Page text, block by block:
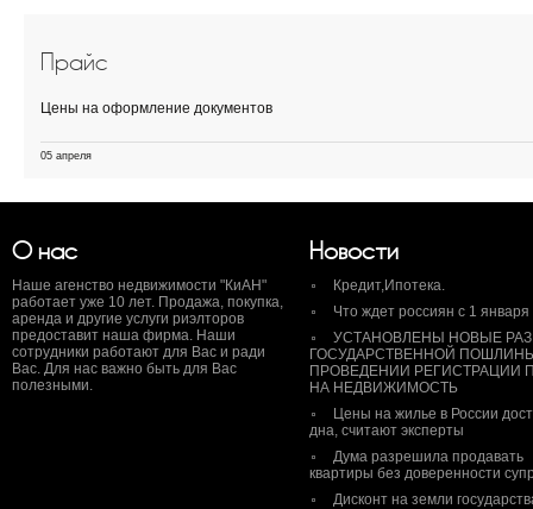
Прайс
Цены на оформление документов
05 апреля
О нас
Наше агенство недвижимости "КиАН"
работает уже 10 лет. Продажа, покупка,
аренда и другие услуги риэлторов
предоставит наша фирма. Наши
сотрудники работают для Вас и ради
Вас. Для нас важно быть для Вас
полезными.
Новости
Кредит,Ипотека.
Что ждет россиян с 1
УСТАНОВЛЕНЫ НОВЫЕ
ГОСУДАРСТВЕННОЙ
ПРОВЕДЕНИИ РЕГИСТРАЦИИ
НА НЕДВИЖИМОСТЬ
Цены на жилье в России
дна, считают эксперты
Дума разрешила продавать
квартиры без доверенности
Дисконт на земли